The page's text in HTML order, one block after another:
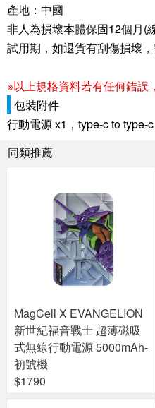
產地：中國
非人為損壞本體保固12個月(
試用期，如退貨有刮傷損壞
※以上規格資料若有任何錯誤
包裝附件
行動電源 x1，type-c to type-
同類推薦
MagCell X EVANGELION
新世紀福音戰士 超薄磁吸
式無線行動電源 5000mAh-
初號機
$1790